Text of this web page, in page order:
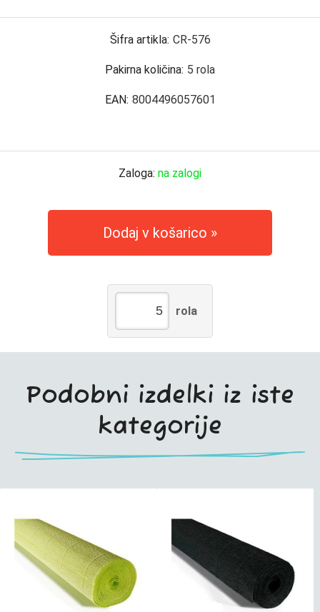
Šifra artikla: CR-576
Pakirna količina: 5 rola
EAN: 8004496057601
Zaloga: na zalogi
Dodaj v košarico
rola
Podobni izdelki iz iste
kategorije